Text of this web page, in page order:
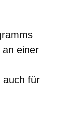
an einer
auch für